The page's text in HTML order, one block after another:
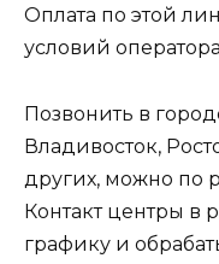
Оплата по этой
условий
Позвонить в
Владивосток,
других, можно по
Контакт центры в
графику и